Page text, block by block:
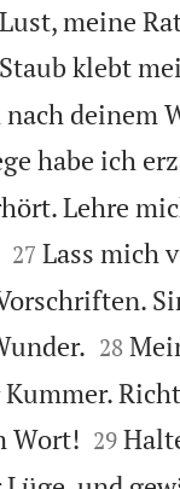
meine
klebt
deinem
habe ich
Lehre


27 Lass mich


28
Wort! 

29